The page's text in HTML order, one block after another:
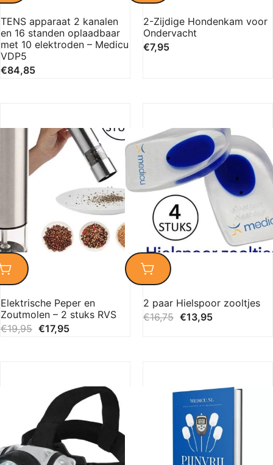
TENS apparaat 2 kanalen
en 16 standen oplaadbaar
met 10 elektroden – Medicu
VDP5
€84,85
2-Zijdige Hondenkam voor
Ondervacht
€7,95
Elektrische Peper en
Zoutmolen – 2 stuks RVS
€19,95 €17,95
2 paar Hielspoor zooltjes
€16,75 €13,95